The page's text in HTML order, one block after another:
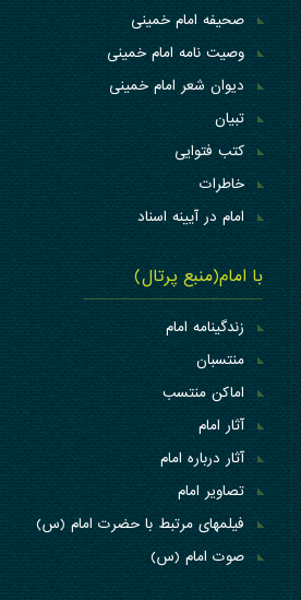
صحیفه امام خمینی
وصیت نامه امام خمینی
دیوان شعر امام خمینی
تبیان
کتب فتوایی
خاطرات
امام در آیینه اسناد
با امام(منبع پرتال)
زندگینامه امام
منتسبان
اماکن منتسب
آثار امام
آثار درباره امام
تصاویر امام
فیلمهای مرتبط با حضرت امام (س)
صوت امام (س)